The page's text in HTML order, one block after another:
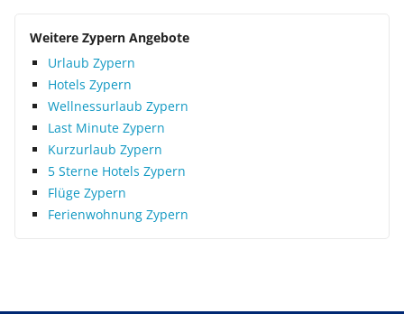
Weitere Zypern Angebote
Urlaub Zypern
Hotels Zypern
Wellnessurlaub Zypern
Last Minute Zypern
Kurzurlaub Zypern
5 Sterne Hotels Zypern
Flüge Zypern
Ferienwohnung Zypern